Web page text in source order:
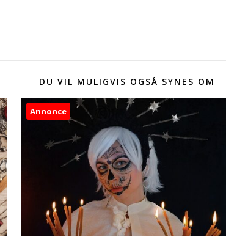
DU VIL MULIGVIS OGSÅ SYNES OM
Annonce